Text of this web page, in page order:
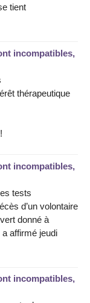
tient
incompatibles,
thérapeutique
incompatibles,
tests
d’un volontaire
donné à
a affirmé jeudi
incompatibles,